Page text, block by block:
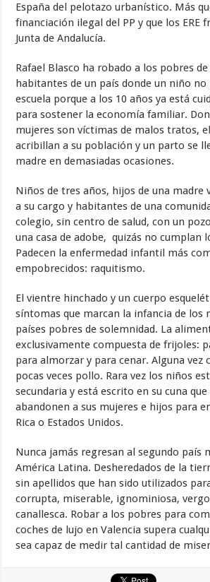
España del pelotazo urbanístico. Más
financiación ilegal del PP y que los ERE
Junta de Andalucía.
Rafael Blasco ha robado a los pobres
habitantes de un país donde un niño no
escuela porque a los 10 años ya está
para sostener la economía familiar.
mujeres son víctimas de malos tratos,
acribillan a su población y un parto se
madre en demasiadas ocasiones.
Niños de tres años, hijos de una madre
a su cargo y habitantes de una
colegio, sin centro de salud, con un
una casa de adobe, quizás no cumplan
Padecen la enfermedad infantil más
empobrecidos: raquitismo.
El vientre hinchado y un cuerpo
síntomas que marcan la infancia de los
países pobres de solemnidad. La
exclusivamente compuesta de frijoles:
para almorzar y para cenar. Alguna vez
pocas veces pollo. Rara vez los niños
secundaria y está escrito en su cuna
abandonen a sus mujeres e hijos para
Rica o Estados Unidos.
Nunca jamás regresan al segundo país
América Latina. Desheredados de la
sin apellidos que han sido utilizados
corrupta, miserable, ignominiosa,
canallesca. Robar a los pobres para
coches de lujo en Valencia supera
sea capaz de medir tal cantidad de